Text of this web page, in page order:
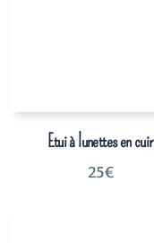
Etui à lunettes en cuir
25€